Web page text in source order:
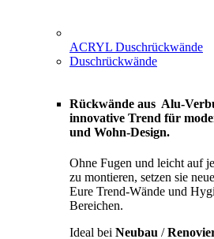
ACRYL Duschrückwände
Duschrückwände
Rückwände aus Alu-
innovative Trend für
und Wohn-Design.
Ohne Fugen und leicht auf
zu montieren, setzen sie
Eure Trend-Wände und
Bereichen.
Ideal bei Neubau /